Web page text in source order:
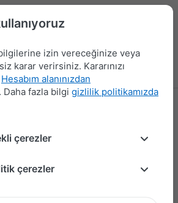
Yeni Ürünler Giriş yap
izin vereceğinize veya
karar verirsiniz. Kararınızı
Hesabım alanınızdan
fazla bilgi gizlilik politikamızda
çerezler
çerezler